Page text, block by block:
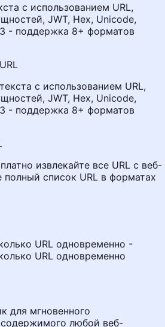
с использованием URL,
JWT, Hex, Unicode,
- поддержка 8+ форматов
с использованием URL,
JWT, Hex, Unicode,
- поддержка 8+ форматов
извлекайте все URL с веб-
полный список URL в форматах
URL одновременно -
URL одновременно
для мгновенного
любой веб-